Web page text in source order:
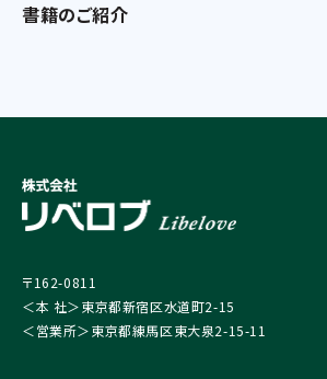
書籍のご紹介
〒162-0811
＜本 社＞東京都新宿区水道町2-15
＜営業所＞東京都練馬区東大泉2-15-11